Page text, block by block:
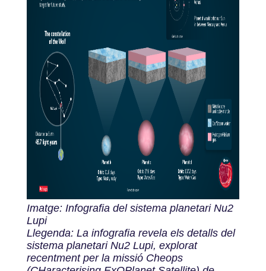
Imatge: Infografia del sistema planetari Nu2
Lupi
Llegenda: La infografia revela els detalls del
sistema planetari Nu2 Lupi, explorat
recentment per la missió Cheops